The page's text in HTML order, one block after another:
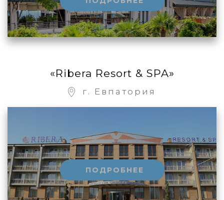
«Ribera Resort & SPA»
г. Евпатория
ПОДРОБНЕЕ